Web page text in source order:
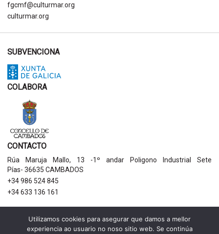
fgcmf@culturmar.org
culturmar.org
SUBVENCIONA
COLABORA
CONTACTO
Rúa Maruja Mallo, 13 -1º andar Poligono Industrial Sete
Pías- 36635 CAMBADOS
+34 986 524 845
+34 633 136 161
AVISOS LEGAIS
Política de privacidade
Utilizamos cookies para asegurar que damos a mellor
experiencia ao usuario no noso sitio web. Se continúa